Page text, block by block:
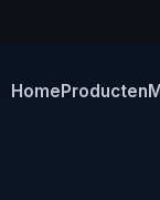
HomeProducten